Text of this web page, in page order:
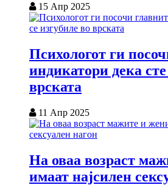
15 Апр 2025
Психологот ги
индикатори дека
врската
11 Апр 2025
На оваа возраст
имаат најсилен